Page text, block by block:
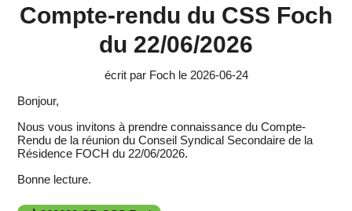
Compte-rendu du CSS Foch
du 22/06/2026
écrit par Foch le 2026-06-24
Bonjour,
Nous vous invitons à prendre connaissance du Compte-
Rendu de la réunion du Conseil Syndical Secondaire de la
Résidence FOCH du 22/06/2026.
Bonne lecture.